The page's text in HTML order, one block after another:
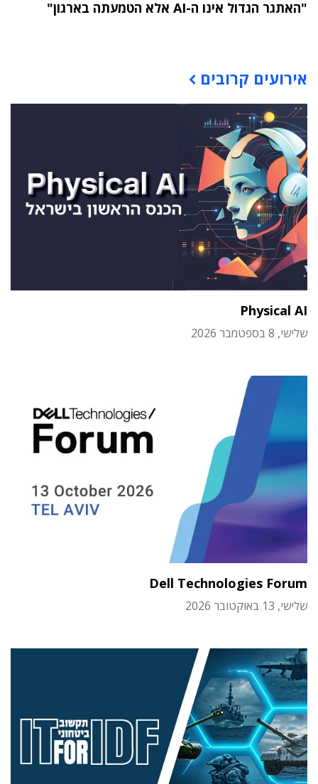
"האתגר הגדול אינו ה-AI אלא הטמעתה בארגון"
אירועים קרובים
Physical AI
שלישי, 8 בספטמבר 2026
Dell Technologies Forum
שלישי, 13 באוקטובר 2026